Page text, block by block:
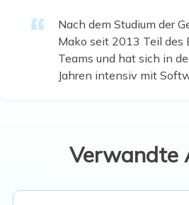
Nach dem Studium der
Mako seit 2013 Teil des
Teams und hat sich in
Jahren intensiv mit
Multimedia-Software. …
Verwandte